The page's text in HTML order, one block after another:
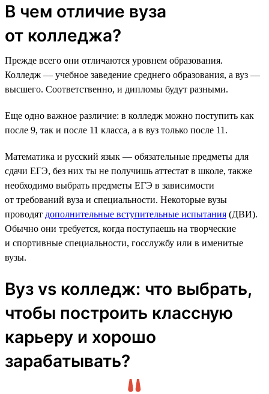
В чем отличие вуза
от колледжа?
Прежде всего они отличаются уровнем образования.
Колледж — учебное заведение среднего образования, а вуз —
высшего. Соответственно, и дипломы будут разными.
Еще одно важное различие: в колледж можно поступить как
после 9, так и после 11 класса, а в вуз только после 11.
Математика и русский язык — обязательные предметы для
сдачи ЕГЭ, без них ты не получишь аттестат в школе, также
необходимо выбрать предметы ЕГЭ в зависимости
от требований вуза и специальности. Некоторые вузы
проводят дополнительные вступительные испытания (ДВИ).
Обычно они требуется, когда поступаешь на творческие
и спортивные специальности, госслужбу или в именитые
вузы.
Вуз vs колледж: что выбрать,
чтобы построить классную
карьеру и хорошо
зарабатывать?